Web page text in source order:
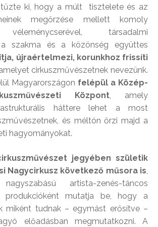
ki, hogy a múlt tisztelete és az
megőrzése mellett komoly
véleménycserével, társadalmi
a szakma és a közönség együttes
újraértelmezi, korunkhoz frissíti
cirkuszművészetnek nevezünk.
Magyarországon felépül a Közép-
Központ, amely
háttere lehet a most
és méltón őrzi majd a
hagyományokat.
jegyében születik
Nagycirkusz következő műsora is,
artista-zenés-táncos
produkcióként mutatja be, hogy a
miként tudnak – egymást erősítve –
előadásban megmutatkozni. A